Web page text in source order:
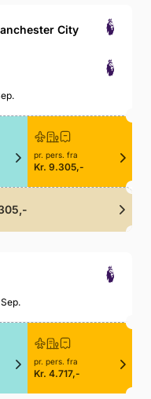
City
pr. pers. fra
Kr. 9.305,-
pr. pers. fra
Kr. 4.717,-